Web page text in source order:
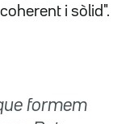
i sòlid".
formem